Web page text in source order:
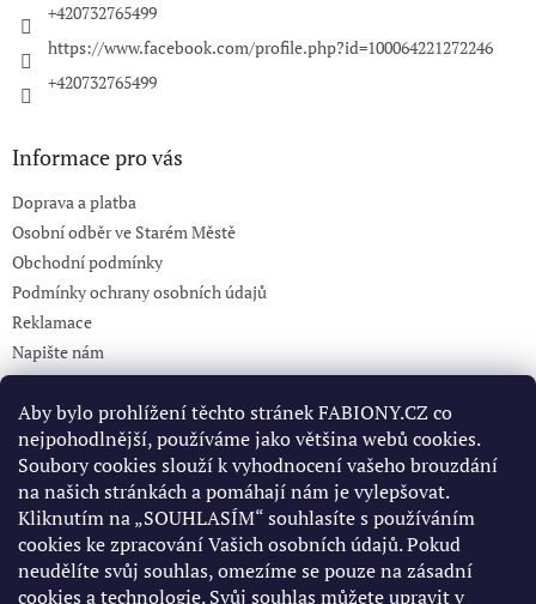
Aby bylo prohlížení těchto stránek FABIONY.CZ co
nejpohodlnější, používáme jako většina webů cookies.
Soubory cookies slouží k vyhodnocení vašeho brouzdání
na našich stránkách a pomáhají nám je vylepšovat.
Kliknutím na „SOUHLASÍM“ souhlasíte s používáním
cookies ke zpracování Vašich osobních údajů. Pokud
neudělíte svůj souhlas, omezíme se pouze na zásadní
cookies a technologie. Svůj souhlas můžete upravit v
+420732765499
https://www.facebook.com/profile.php?id=100064221272246
+420732765499
Informace pro vás
Doprava a platba
Osobní odběr ve Starém Městě
Obchodní podmínky
Podmínky ochrany osobních údajů
Reklamace
Napište nám
KONTAKT 732765499
Pinterest
Facebook